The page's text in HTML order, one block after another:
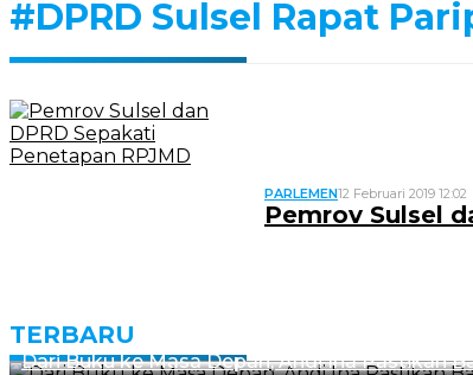
#DPRD Sulsel Rapat
PARLEMEN12 Februari 2019 12:02
Pemrov Sulsel
TERBARU
Dari Buku ke Masa Depan, Andi Ina Pastikan